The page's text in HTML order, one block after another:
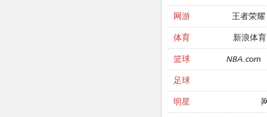
网游 王者荣耀
体育 新浪体育
篮球 NBA.com
足球
明星